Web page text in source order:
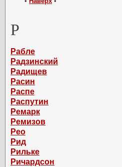
Р
Рабле
Радзинский
Радищев
Расин
Распе
Распутин
Ремарк
Ремизов
Рео
Рид
Рильке
Ричардсон